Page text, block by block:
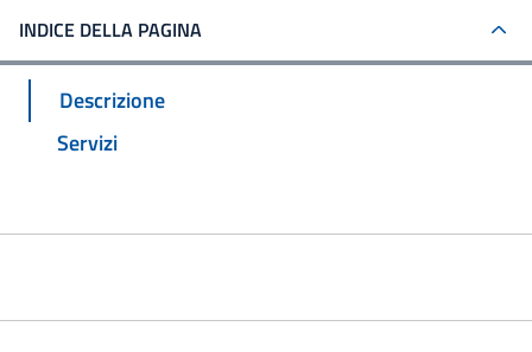
INDICE DELLA PAGINA
Descrizione
Servizi